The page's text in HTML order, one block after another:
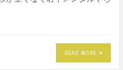
READ MORE